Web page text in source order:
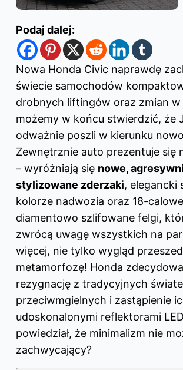
Podaj dalej:
Nowa Honda Civic naprawdę
świecie samochodów
drobnych liftingów oraz zmian w
możemy w końcu stwierdzić, że
odważnie poszli w kierunku
Zewnętrznie auto prezentuje się
– wyróżniają się nowe,
stylizowane zderzaki, elegancki
kolorze nadwozia oraz 18-
diamentowo szlifowane felgi,
zwrócą uwagę wszystkich na
więcej, nie tylko wygląd
metamorfozę! Honda
rezygnację z tradycyjnych
przeciwmgielnych i zastąpienie
udoskonalonymi reflektorami
powiedział, że minimalizm nie
zachwycający?